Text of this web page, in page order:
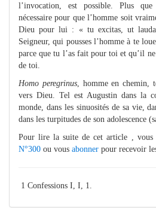
l’invocation, est possible. Plus
nécessaire pour que l’homme soit
Dieu pour lui : « tu excitas, ut
Seigneur, qui pousses l’homme à te
parce que tu l’as fait pour toi et qu’il
de toi.
Homo peregrinus, homme en chemin,
vers Dieu. Tel est Augustin dans la
monde, dans les sinuosités de sa vie,
dans les turpitudes de son adolescence
Pour lire la suite de cet article , vous
N°300 ou vous abonner pour recevoir
1 Confessions I, I, 1.